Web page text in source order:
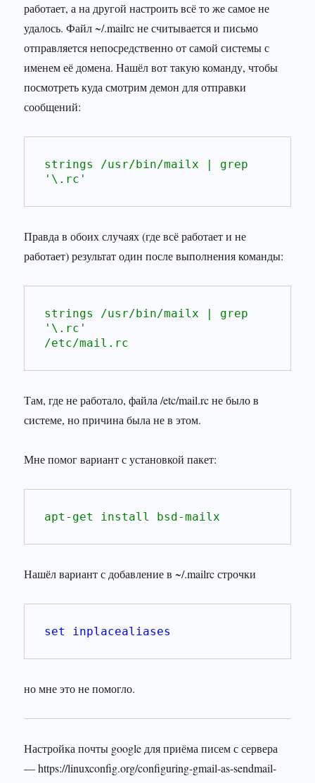
работает, а на другой настроить всё то же самое не
удалось. Файл ~/.mailrc не считывается и письмо
отправляется непосредственно от самой системы с
именем её домена. Нашёл вот такую команду, чтобы
посмотреть куда смотрим демон для отправки
сообщений:
strings /usr/bin/mailx | grep
'\.rc'
Правда в обоих случаях (где всё работает и не
работает) результат один после выполнения команды:
strings /usr/bin/mailx | grep
'\.rc'
/etc/mail.rc
Там, где не работало, файла /etc/mail.rc не было в
системе, но причина была не в этом.
Мне помог вариант с установкой пакет:
apt-get install bsd-mailx
Нашёл вариант с добавление в ~/.mailrc строчки
set inplacealiases
но мне это не помогло.
Настройка почты google для приёма писем с сервера
— https://linuxconfig.org/configuring-gmail-as-sendmail-